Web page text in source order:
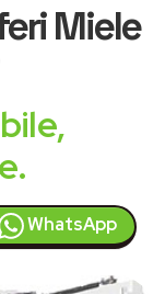
Miele
WhatsApp